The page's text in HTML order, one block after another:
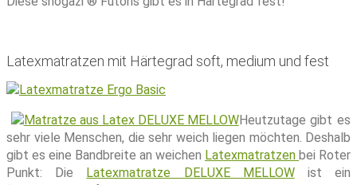
Latexmatratzen mit Härtegrad soft, medium und fest
Heutzutage gibt es
sehr viele Menschen, die sehr weich liegen möchten. Deshalb
gibt es eine Bandbreite an weichen Latexmatratzen bei Roter
Punkt: Die Latexmatratze DELUXE MELLOWist ein